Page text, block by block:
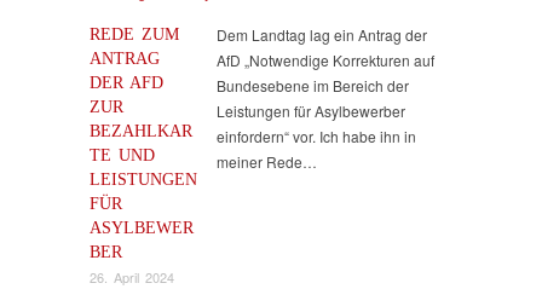
REDE ZUM
ANTRAG
DER AFD
ZUR
BEZAHLKAR
TE UND
LEISTUNGEN
FÜR
ASYLBEWER
BER
26. April 2024
Dem Landtag lag ein Antrag der
AfD „Notwendige Korrekturen auf
Bundesebene im Bereich der
Leistungen für Asylbewerber
einfordern“ vor. Ich habe ihn in
meiner Rede…